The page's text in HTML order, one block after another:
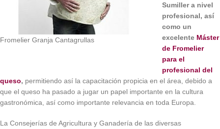
Fromelier Granja Cantagrullas
Sumiller a nivel
profesional, así
como un
excelente Máster
de Fromelier
para el
profesional del
queso, permitiendo así la capacitación propicia en el área, debido a
que el queso ha pasado a jugar un papel importante en la cultura
gastronómica, así como importante relevancia en toda Europa.
La Consejerías de Agricultura y Ganadería de las diversas